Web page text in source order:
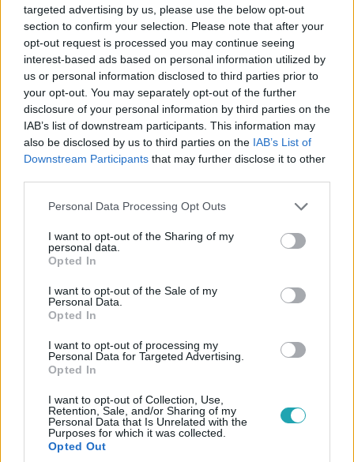
targeted advertising by us, please use the below opt-out
section to confirm your selection. Please note that after your
opt-out request is processed you may continue seeing
interest-based ads based on personal information utilized by
us or personal information disclosed to third parties prior to
your opt-out. You may separately opt-out of the further
disclosure of your personal information by third parties on the
IAB’s list of downstream participants. This information may
also be disclosed by us to third parties on the IAB’s List of
Downstream Participants that may further disclose it to other
Please note that this website/app uses one or more Google
not limited to your visit or usage behaviour. You may click to
grant or deny consent to Google and its third-party tags to
use your data for below specified purposes in below Google
consent section.
Personal Data Processing Opt Outs
I want to opt-out of the Sharing of my
personal data.
Opted In
I want to opt-out of the Sale of my
Personal Data.
Opted In
I want to opt-out of processing my
Personal Data for Targeted Advertising.
Opted In
I want to opt-out of Collection, Use,
Retention, Sale, and/or Sharing of my
Personal Data that Is Unrelated with the
Purposes for which it was collected.
Opted Out
Híradó
2023. április 12. 16:21
Videón: taxival menekült az embercsempész
miután hátrahagyta a menekülteket, Várpalotánál
A csomagtartóban is menekülteket bújtatott az a 26 éves
román-moldáv állampolgárságú férfi, akit kedd éjszaka
üldözőbe vettek a rendőrök Ajka közelében. Társaival tíz
embert, köztük négy gyereket akartak átvinni Ausztriába,
amikor a járőrök igazoltatni akarták őket. Az
embercsempész végül hátrahagyta a menekülteket és
taxival Budapest felé vette az irányt, Várpalotánál fogták